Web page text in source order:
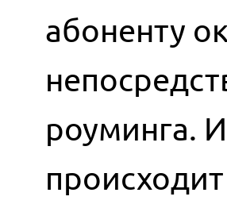
абоненту
роуминга.